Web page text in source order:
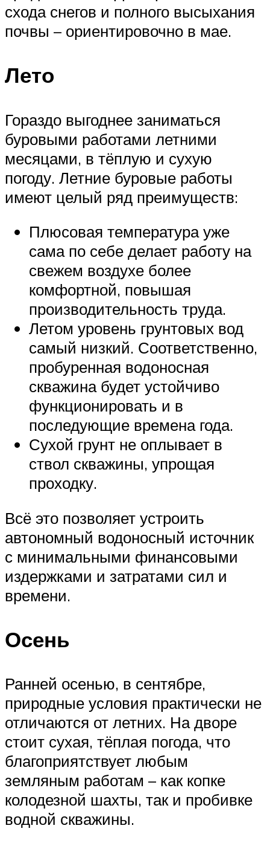
схода снегов и полного высыхания
почвы – ориентировочно в мае.
Лето
Гораздо выгоднее заниматься
буровыми работами летними
месяцами, в тёплую и сухую
погоду. Летние буровые работы
имеют целый ряд преимуществ:
Плюсовая температура уже
сама по себе делает работу на
свежем воздухе более
комфортной, повышая
производительность труда.
Летом уровень грунтовых вод
самый низкий. Соответственно,
пробуренная водоносная
скважина будет устойчиво
функционировать и в
последующие времена года.
Сухой грунт не оплывает в
ствол скважины, упрощая
проходку.
Всё это позволяет устроить
автономный водоносный источник
с минимальными финансовыми
издержками и затратами сил и
времени.
Осень
Ранней осенью, в сентябре,
природные условия практически не
отличаются от летних. На дворе
стоит сухая, тёплая погода, что
благоприятствует любым
земляным работам – как копке
колодезной шахты, так и пробивке
водной скважины.